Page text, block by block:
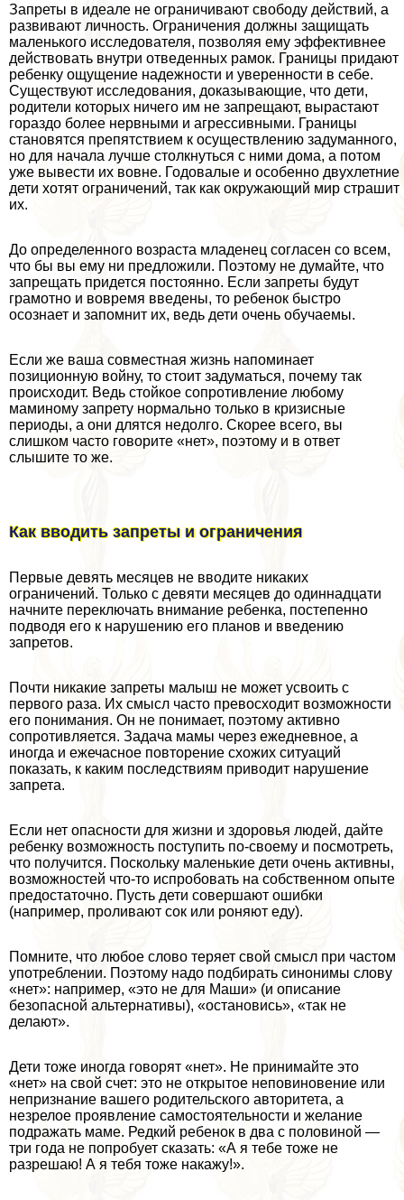
Запреты в идеале не ограничивают свободу действий, а
развивают личность. Ограничения должны защищать
маленького исследователя, позволяя ему эффективнее
действовать внутри отведенных рамок. Границы придают
ребенку ощущение надежности и уверенности в себе.
Существуют исследования, доказывающие, что дети,
родители которых ничего им не запрещают, вырастают
гораздо более нервными и агрессивными. Границы
становятся препятствием к осуществлению задуманного,
но для начала лучше столкнуться с ними дома, а потом
уже вывести их вовне. Годовалые и особенно двухлетние
дети хотят ограничений, так как окружающий мир страшит
их.
До определенного возраста младенец согласен со всем,
что бы вы ему ни предложили. Поэтому не думайте, что
запрещать придется постоянно. Если запреты будут
грамотно и вовремя введены, то ребенок быстро
осознает и запомнит их, ведь дети очень обучаемы.
Если же ваша совместная жизнь напоминает
позиционную войну, то стоит задуматься, почему так
происходит. Ведь стойкое сопротивление любому
маминому запрету нормально только в кризисные
периоды, а они длятся недолго. Скорее всего, вы
слишком часто говорите «нет», поэтому и в ответ
слышите то же.
Как вводить запреты и ограничения
Первые девять месяцев не вводите никаких
ограничений. Только с девяти месяцев до одиннадцати
начните переключать внимание ребенка, постепенно
подводя его к нарушению его планов и введению
запретов.
Почти никакие запреты малыш не может усвоить с
первого раза. Их смысл часто превосходит возможности
его понимания. Он не понимает, поэтому активно
сопротивляется. Задача мамы через ежедневное, а
иногда и ежечасное повторение схожих ситуаций
показать, к каким последствиям приводит нарушение
запрета.
Если нет опасности для жизни и здоровья людей, дайте
ребенку возможность поступить по-своему и посмотреть,
что получится. Поскольку маленькие дети очень активны,
возможностей что-то испробовать на собственном опыте
предостаточно. Пусть дети совершают ошибки
(например, проливают сок или роняют еду).
Помните, что любое слово теряет свой смысл при частом
употрeблении. Поэтому надо подбирать синонимы слову
«нет»: например, «это не для Маши» (и описание
безопасной альтернативы), «остановись», «так не
делают».
Дети тоже иногда говорят «нет». Не принимайте это
«нет» на свой счет: это не открытое неповиновение или
непризнание вашего родительского авторитета, а
незрелое проявление самостоятельности и желание
подражать маме. Редкий ребенок в два с половиной —
три года не попробует сказать: «А я тебе тоже не
разрешаю! А я тебя тоже накажу!».